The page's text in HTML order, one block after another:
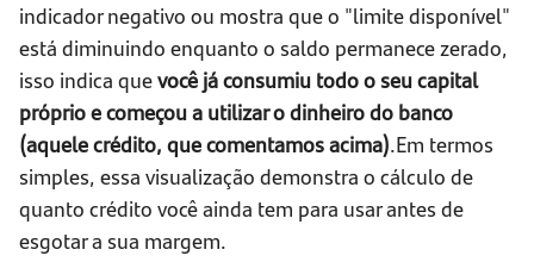
indicador negativo ou mostra que o "limite disponível"
está diminuindo enquanto o saldo permanece zerado,
isso indica quevocê já consumiu todo o seu capital
próprio e começou a utilizar o dinheiro do banco
(aquele crédito, que comentamos acima).Em termos
simples, essa visualização demonstra o cálculo de
quanto crédito você ainda tem para usar antes de
esgotar a sua margem.